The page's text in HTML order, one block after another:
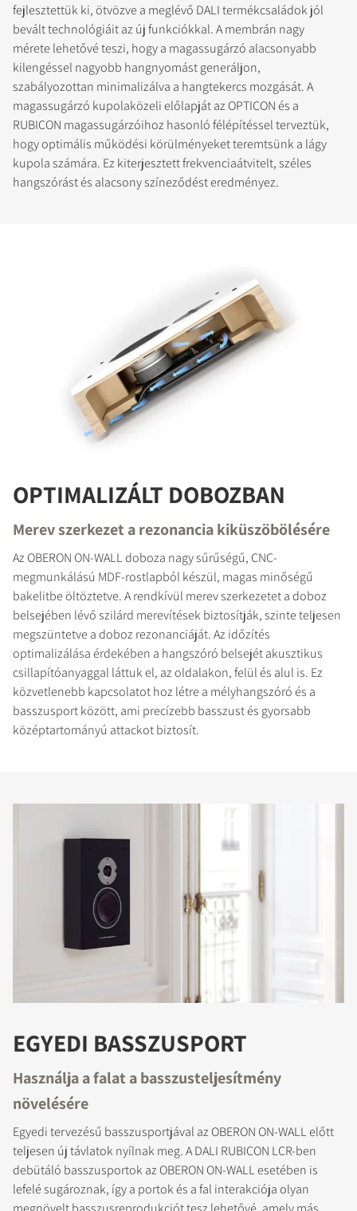
TERMÉKEK ÖSSZEHASONLÍTÁSA
fejlesztettük ki, ötvözve a meglévő DALI termékcsaládok jól
bevált technológiáit az új funkciókkal. A membrán nagy
mérete lehetővé teszi, hogy a magassugárzó alacsonyabb
kilengéssel nagyobb hangnyomást generáljon,
szabályozottan minimalizálva a hangtekercs mozgását. A
magassugárzó kupolaközeli előlapját az OPTICON és a
RUBICON magassugárzóihoz hasonló félépítéssel terveztük,
hogy optimális működési körülményeket teremtsünk a lágy
kupola számára. Ez kiterjesztett frekvenciaátvitelt, széles
hangszórást és alacsony színeződést eredményez.
OPTIMALIZÁLT DOBOZBAN
Merev szerkezet a rezonancia kiküszöbölésére
Az OBERON ON-WALL doboza nagy sűrűségű, CNC-
megmunkálású MDF-rostlapból készül, magas minőségű
bakelitbe öltöztetve. A rendkívül merev szerkezetet a doboz
belsejében lévő szilárd merevítések biztosítják, szinte teljesen
megszüntetve a doboz rezonanciáját. Az időzítés
optimalizálása érdekében a hangszóró belsejét akusztikus
csillapítóanyaggal láttuk el, az oldalakon, felül és alul is. Ez
közvetlenebb kapcsolatot hoz létre a mélyhangszóró és a
basszusport között, ami precízebb basszust és gyorsabb
középtartományú attackot biztosít.
EGYEDI BASSZUSPORT
Használja a falat a basszusteljesítmény
növelésére
Egyedi tervezésű basszusportjával az OBERON ON-WALL előtt
teljesen új távlatok nyílnak meg. A DALI RUBICON LCR-ben
debütáló basszusportok az OBERON ON-WALL esetében is
lefelé sugároznak, így a portok és a fal interakciója olyan
REGISZTRÁLJON A
LETÖLTÉSHEZ
Töltse ki az űrlapot, hogy azonnal
hozzáférhessen a webhelyen található összes
zárolt letöltési fájlhoz.